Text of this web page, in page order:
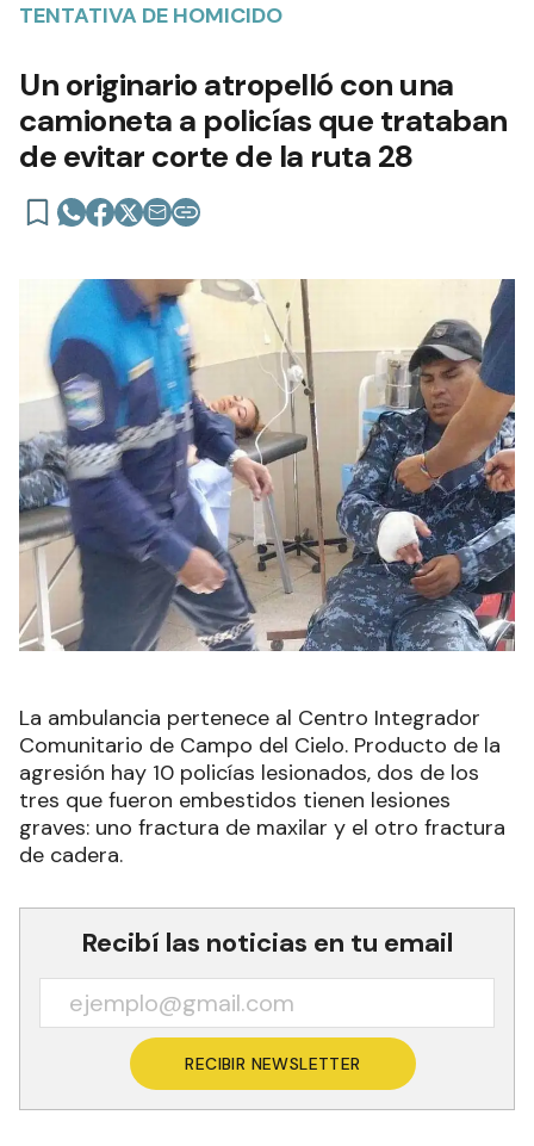
TENTATIVA DE HOMICIDO
Un originario atropelló con una
camioneta a policías que trataban
de evitar corte de la ruta 28
La ambulancia pertenece al Centro Integrador
Comunitario de Campo del Cielo. Producto de la
agresión hay 10 policías lesionados, dos de los
tres que fueron embestidos tienen lesiones
graves: uno fractura de maxilar y el otro fractura
de cadera.
Recibí las noticias en tu email
RECIBIR NEWSLETTER